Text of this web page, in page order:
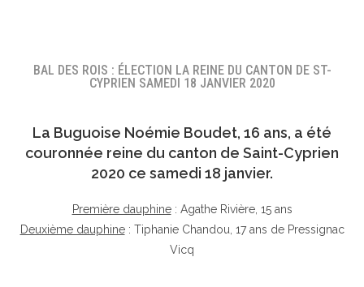
BAL DES ROIS : ÉLECTION LA REINE DU CANTON DE ST-
CYPRIEN SAMEDI 18 JANVIER 2020
La Buguoise Noémie Boudet, 16 ans, a été
couronnée reine du canton de Saint-Cyprien
2020 ce samedi 18 janvier.
Première dauphine: Agathe Rivière, 15 ans
Deuxième dauphine: Tiphanie Chandou, 17 ans de Pressignac
Vicq